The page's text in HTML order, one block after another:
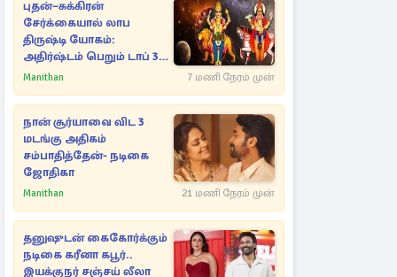
பன்சாலி பேச்சுவார்த்தை
Cineulagam 15 நிமிடங்கள் முன்
பாக்ஸ் ஆபிஸ்: 15
நாட்களில் ஜனநாயகன்
உலகளவில் செய்துள்ள
வசூல்..
Cineulagam 10 மணி நேரம் முன்
சிம்பிள் புடவையில்
அசத்தும் அய்யனார்
துணை சீரியல் நடிகை
அட்சயா ராய்
Cineulagam 2 மணி நேரம் முன்